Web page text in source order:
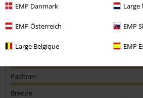
EMP Danmark Large
EMP Österreich EMP
Large Belgique EMP
Kvalitet
Pasform
Bredde